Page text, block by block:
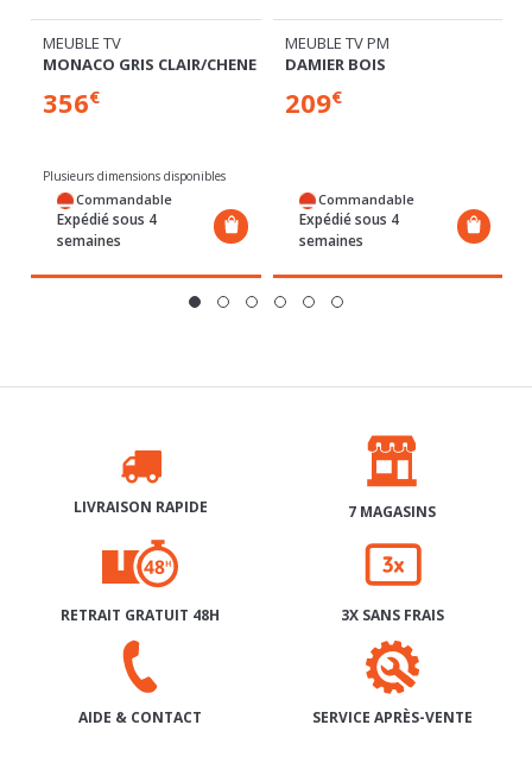
CADIZ
MEUBLE TV
MONACO GRIS CLAIR/CHENE
356 €
Expédié sous 4
semaines
MEUBLE TV PM
DAMIER BOIS
209€
Expédié sous 4
semaines
LIVRAISON RAPIDE 7 MAGASINS
RETRAIT GRATUIT 48H 3X SANS FRAIS
AIDE & CONTACT SERVICE APRÈS-VENTE